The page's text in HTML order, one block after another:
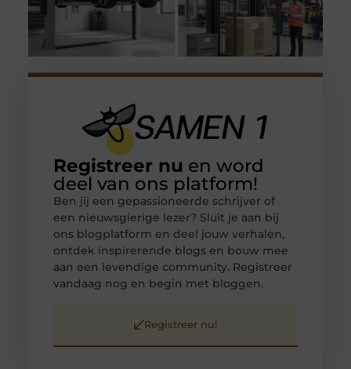
Registreer nu en word
deel van ons platform!
Ben jij een gepassioneerde schrijver of
een nieuwsgierige lezer? Sluit je aan bij
ons blogplatform en deel jouw verhalen,
ontdek inspirerende blogs en bouw mee
aan een levendige community. Registreer
vandaag nog en begin met bloggen.
Registreer nu!